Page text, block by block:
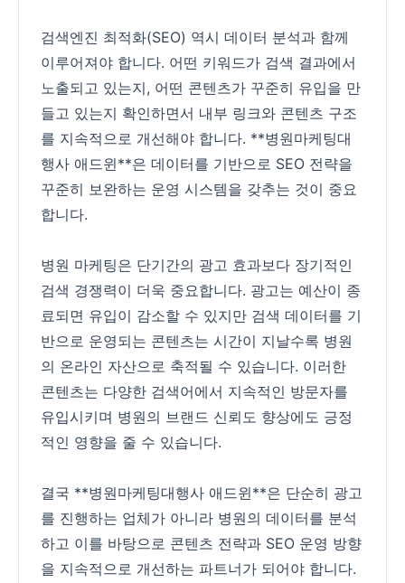
검색엔진 최적화(SEO) 역시 데이터 분석과 함께
이루어져야 합니다. 어떤 키워드가 검색 결과에서
노출되고 있는지, 어떤 콘텐츠가 꾸준히 유입을 만
들고 있는지 확인하면서 내부 링크와 콘텐츠 구조
를 지속적으로 개선해야 합니다. **병원마케팅대
행사 애드윈**은 데이터를 기반으로 SEO 전략을
꾸준히 보완하는 운영 시스템을 갖추는 것이 중요
합니다.
병원 마케팅은 단기간의 광고 효과보다 장기적인
검색 경쟁력이 더욱 중요합니다. 광고는 예산이 종
료되면 유입이 감소할 수 있지만 검색 데이터를 기
반으로 운영되는 콘텐츠는 시간이 지날수록 병원
의 온라인 자산으로 축적될 수 있습니다. 이러한
콘텐츠는 다양한 검색어에서 지속적인 방문자를
유입시키며 병원의 브랜드 신뢰도 향상에도 긍정
적인 영향을 줄 수 있습니다.
결국 **병원마케팅대행사 애드윈**은 단순히 광고
를 진행하는 업체가 아니라 병원의 데이터를 분석
하고 이를 바탕으로 콘텐츠 전략과 SEO 운영 방향
을 지속적으로 개선하는 파트너가 되어야 합니다.